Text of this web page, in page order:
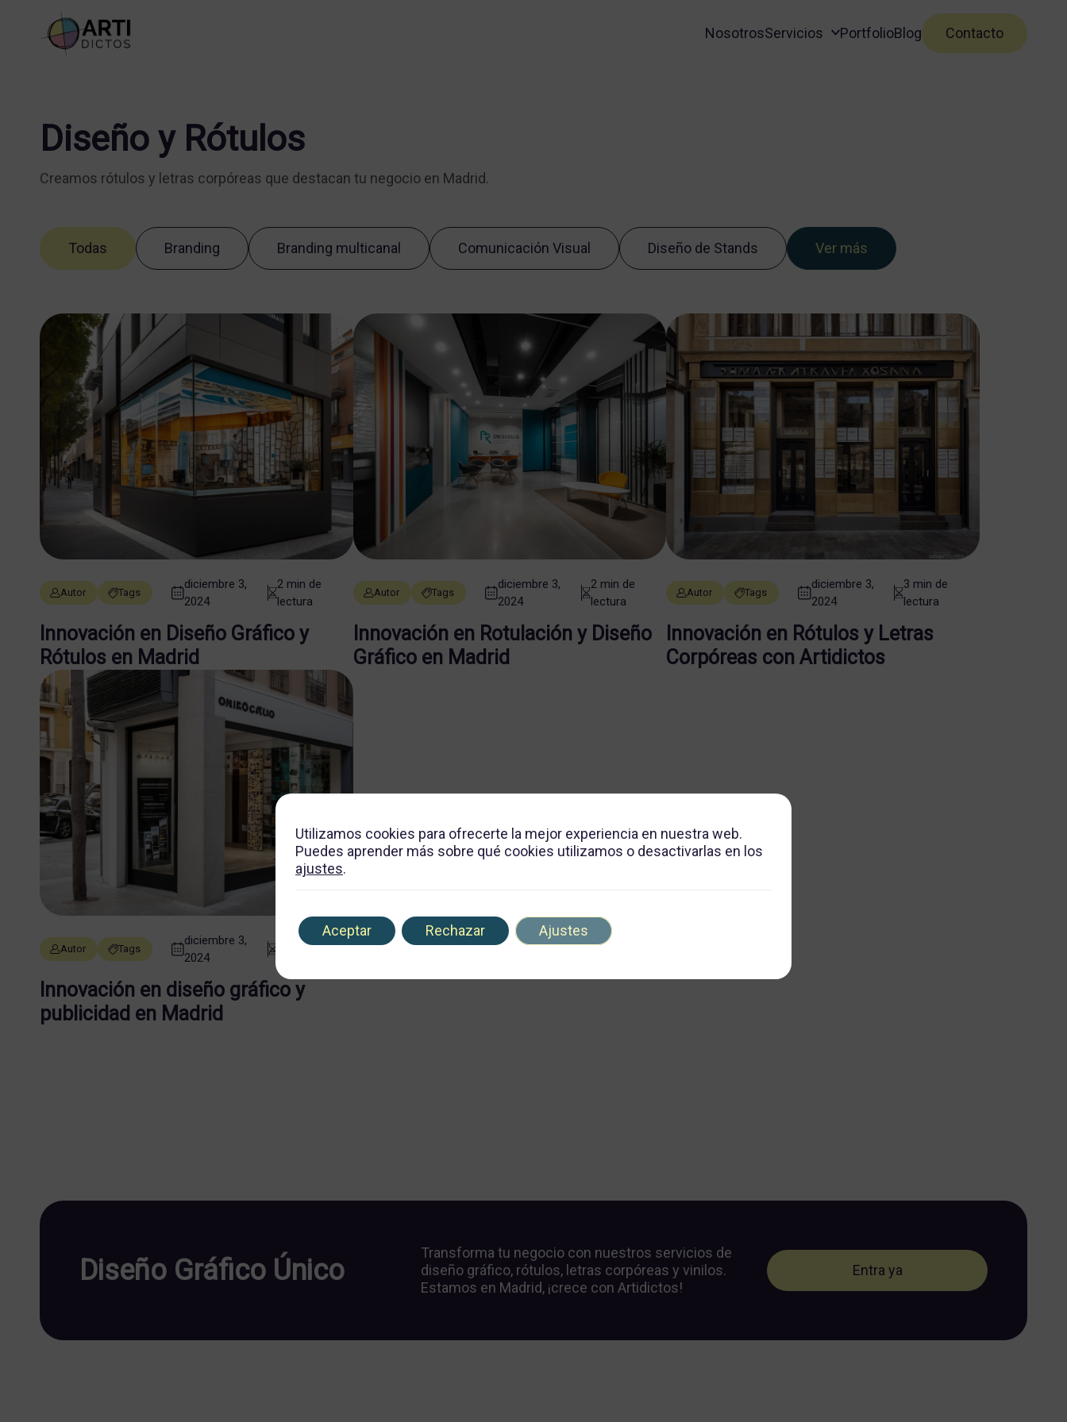
NosotrosServicios PortfolioBlog Contacto
Diseño y Rótulos
Creamos rótulos y letras corpóreas que destacan tu negocio en Madrid.
Todas Branding Branding multicanal Comunicación Visual Diseño de Stands Ver más
Autor Tags
diciembre 3,
2024
2 min de
lectura
Innovación en Diseño Gráfico y
Rótulos en Madrid
Autor Tags
diciembre 3,
2024
2 min de
lectura
Innovación en Rotulación y Diseño
Gráfico en Madrid
Autor Tags
diciembre 3,
2024
3 min de
lectura
Innovación en Rótulos y Letras
Corpóreas con Artidictos
Autor Tags
diciembre 3,
2024
2 min de
Innovación en diseño gráfico y
publicidad en Madrid
Diseño Gráfico Único
Transforma tu negocio con nuestros servicios de
diseño gráfico, rótulos, letras corpóreas y vinilos.
Estamos en Madrid, ¡crece con Artidictos!
Entra ya
Utilizamos cookies para ofrecerte la mejor experiencia en nuestra web.
Puedes aprender más sobre qué cookies utilizamos o desactivarlas en los
ajustes.
Aceptar Rechazar Ajustes